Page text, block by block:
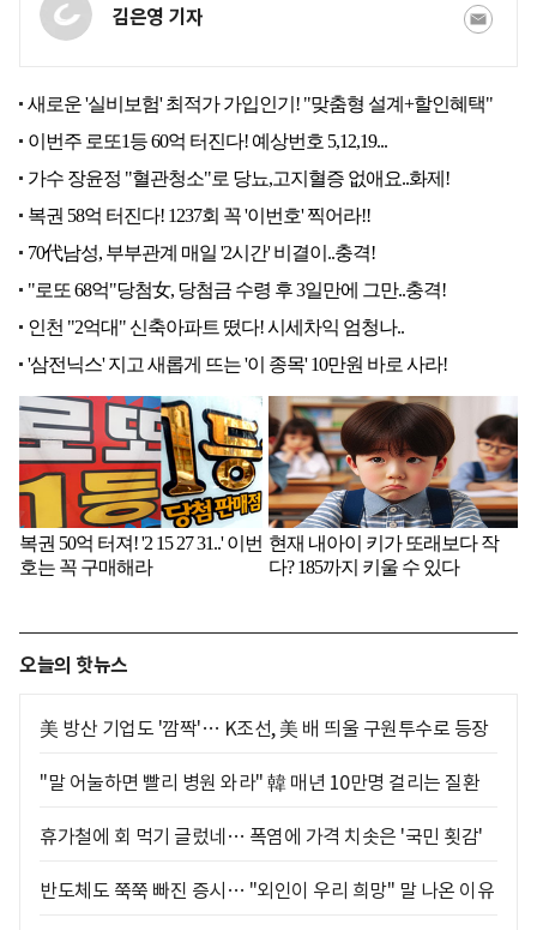
김은영 기자
오늘의 핫뉴스
美 방산 기업도 '깜짝'… K조선, 美 배 띄울 구원투수로 등장
"말 어눌하면 빨리 병원 와라" 韓 매년 10만명 걸리는 질환
휴가철에 회 먹기 글렀네… 폭염에 가격 치솟은 '국민 횟감'
반도체도 쭉쭉 빠진 증시… "외인이 우리 희망" 말 나온 이유